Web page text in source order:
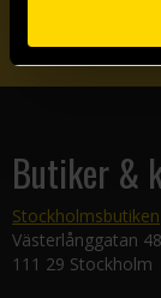
Butiker &
Stockholmsbutiken
Västerlånggatan 48
111 29 Stockholm